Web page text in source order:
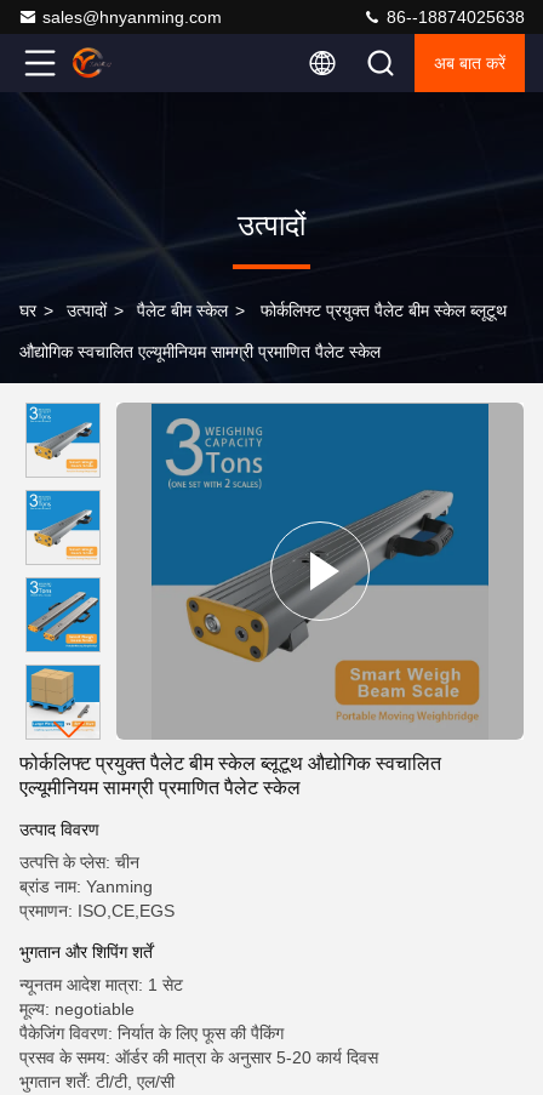
sales@hnyanming.com 86--18874025638
अब बात करें
उत्पादों
घर > उत्पादों > पैलेट बीम स्केल > फोर्कलिफ्ट प्रयुक्त पैलेट बीम स्केल ब्लूटूथ
औद्योगिक स्वचालित एल्यूमीनियम सामग्री प्रमाणित पैलेट स्केल
फोर्कलिफ्ट प्रयुक्त पैलेट बीम स्केल ब्लूटूथ औद्योगिक स्वचालित
एल्यूमीनियम सामग्री प्रमाणित पैलेट स्केल
उत्पाद विवरण
उत्पत्ति के प्लेस: चीन
ब्रांड नाम: Yanming
प्रमाणन: ISO,CE,EGS
भुगतान और शिपिंग शर्तें
न्यूनतम आदेश मात्रा: 1 सेट
मूल्य: negotiable
पैकेजिंग विवरण: निर्यात के लिए फूस की पैकिंग
प्रसव के समय: ऑर्डर की मात्रा के अनुसार 5-20 कार्य दिवस
भुगतान शर्तें: टी/टी, एल/सी